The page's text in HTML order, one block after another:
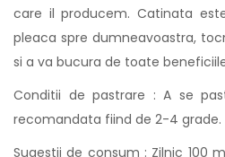
care il producem. Catinata
pleaca spre dumneavoastra,
si a va bucura de toate
Conditii de pastrare : A se
recomandata fiind de 2-4 grade.
Sugestii de consum : Zilnic 100